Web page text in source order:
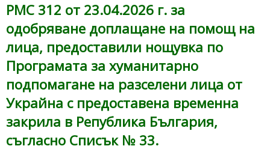
РМС 312 от 23.04.2026 г. за
одобряване доплащане на помощ на
лица, предоставили нощувка по
Програмата за хуманитарно
подпомагане на разселени лица от
Украйна с предоставена временна
закрила в Република България,
съгласно Списък № 33.